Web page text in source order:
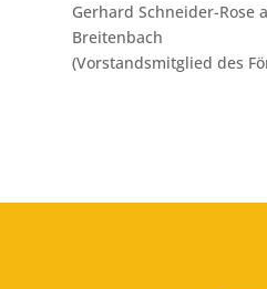
Gerhard Schneider-Rose
Breitenbach
(Vorstandsmitglied des